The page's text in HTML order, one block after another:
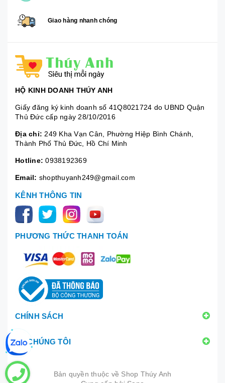
Giao hàng nhanh chóng
HỘ KINH DOANH THÚY ANH
Giấy đăng ký kinh doanh số 41Q8021724 do UBND Quận
Thủ Đức cấp ngày 28/10/2016
Địa chỉ: 249 Kha Vạn Cân, Phường Hiệp Bình Chánh,
Thành Phố Thủ Đức, Hồ Chí Minh
Hotline: 0938192369
Email: shopthuyanh249@gmail.com
KÊNH THÔNG TIN
PHƯƠNG THỨC THANH TOÁN
CHÍNH SÁCH
VỀ CHÚNG TÔI
Bản quyền thuộc về Shop Thúy Anh